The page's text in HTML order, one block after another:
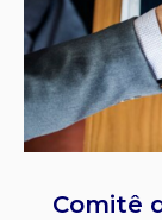
Comitê